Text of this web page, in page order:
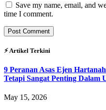
Save my name, email, and
time I comment.
⚡︎ Artikel Terkini
9 Peranan Asas Ejen
Tetapi Sangat Penting Dalam
May 15, 2026